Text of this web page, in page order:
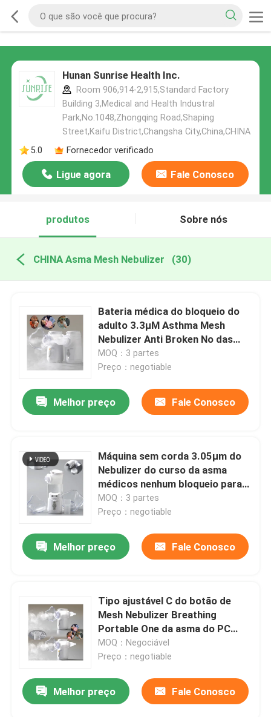
Hunan Sunrise Health Inc.
Room 906,914-2,915,Standard Factory
Building 3,Medical and Health Industral
Park,No.1048,Zhongqing Road,Shaping
Street,Kaifu District,Changsha City,China,CHINA
5.0
Fornecedor verificado
Ligue agora Fale Conosco
produtos Sobre nós
CHINA Asma Mesh Nebulizer (30)
Bateria médica do bloqueio do
adulto 3.3μM Asthma Mesh
Nebulizer Anti Broken No das
crianças
MOQ：3 partes
Preço：negotiable
Melhor preço Fale Conosco
Máquina sem corda 3.05μm do
Nebulizer do curso da asma
médicos nenhum bloqueio para
crianças
MOQ：3 partes
Preço：negotiable
Melhor preço Fale Conosco
Tipo ajustável C do botão de
Mesh Nebulizer Breathing
Portable One da asma do PC
IP45 dos PP
MOQ：Negociável
Preço：negotiable
Melhor preço Fale Conosco